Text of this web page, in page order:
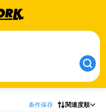
条件保存 関連度順